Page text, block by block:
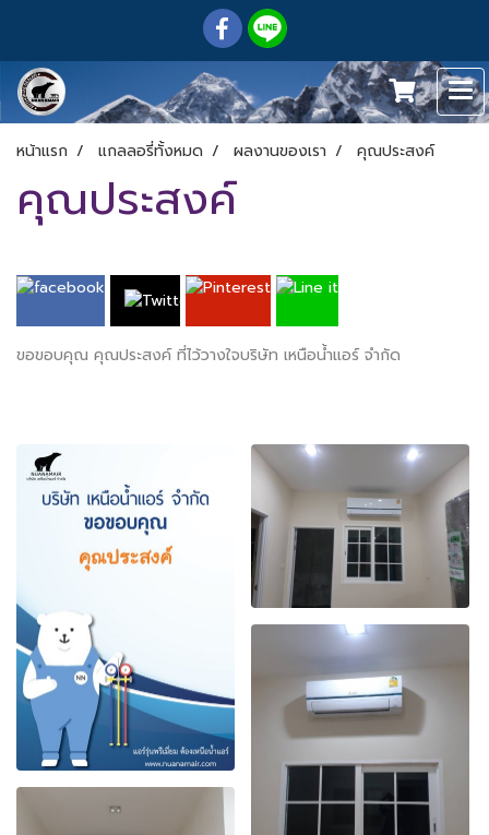
หน้าแรก แกลลอรี่ทั้งหมด ผลงานของเรา คุณประสงค์​
คุณประสงค์​
ขอขอบคุณ คุณประสงค์​ ที่ไว้วางใจบริษัท เหนือน้ำแอร์ จำกัด